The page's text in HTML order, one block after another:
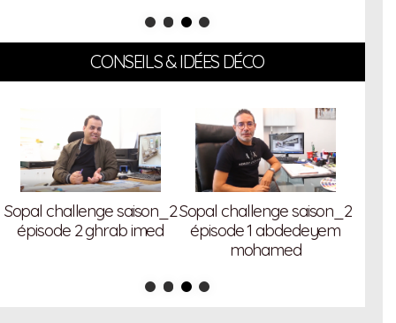
CONSEILS & IDÉES DÉCO
Sopal challenge saison_2
épisode 2 ghrab imed
Sopal challenge saison_2
épisode 1 abdedeyem
mohamed